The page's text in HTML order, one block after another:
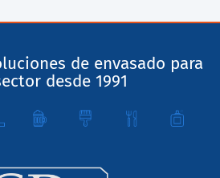
de envasado para
desde 1991